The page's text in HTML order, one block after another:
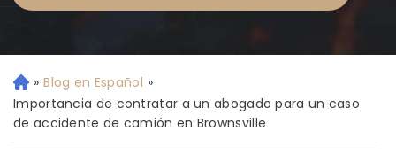
Ini
ci
o
» Blog en Español »
Importancia de contratar a un abogado para un caso
de accidente de camión en Brownsville